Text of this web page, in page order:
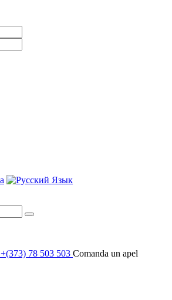
+(373) 78 503 503 Comanda un apel